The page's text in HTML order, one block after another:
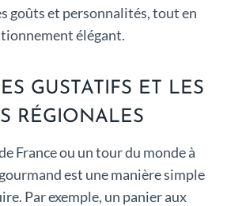
goûts et personnalités, tout en
élégant.
GUSTATIFS ET LES
RÉGIONALES
France ou un tour du monde à
est une manière simple
Par exemple, un panier aux